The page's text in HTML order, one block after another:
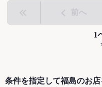
前へ
1
条件を指定して福島のお